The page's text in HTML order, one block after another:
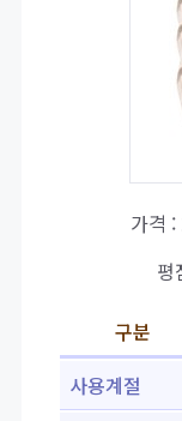
가격 :
평
구분
사용계절